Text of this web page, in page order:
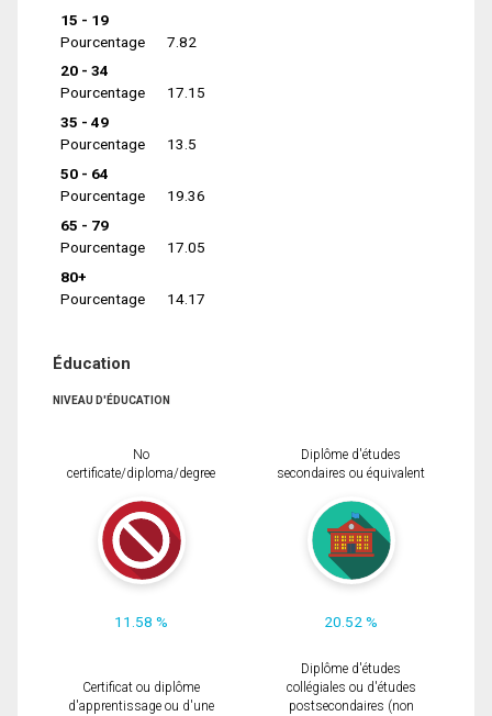
15 - 19
Pourcentage
7.82
20 - 34
Pourcentage
17.15
35 - 49
Pourcentage
13.5
50 - 64
Pourcentage
19.36
65 - 79
Pourcentage
17.05
80+
Pourcentage
14.17
Éducation
NIVEAU D'ÉDUCATION
No
certificate/diploma/degree
11.58 %
Diplôme d'études
secondaires ou équivalent
20.52 %
Certificat ou diplôme
d'apprentissage ou d'une
Diplôme d'études
collégiales ou d'études
postsecondaires (non